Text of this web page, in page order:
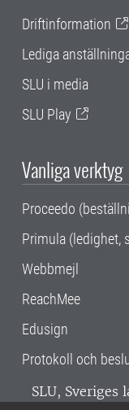
Driftinformation
Lediga
SLU i media
SLU Play
Vanliga verktyg
Proceedo
Primula (ledighet,
Webbmejl
ReachMee
Edusign
Protokoll och
SLU,